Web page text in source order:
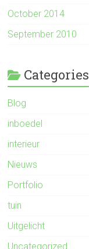
October 2014
September 2010
Categories
Blog
inboedel
interieur
Nieuws
Portfolio
tuin
Uitgelicht
Uncategorized